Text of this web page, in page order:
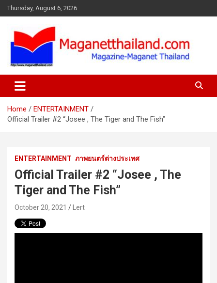
Skip
to
Thursday, August 6, 2026
Home
ENTERTAINMENT
Official Trailer #2 “Josee , The Tiger and The Fish”
ENTERTAINMENT ภาพยนตร์ต่างประเทศ
Official Trailer #2 “Josee , The
Tiger and The Fish”
October 20, 2021 Lert